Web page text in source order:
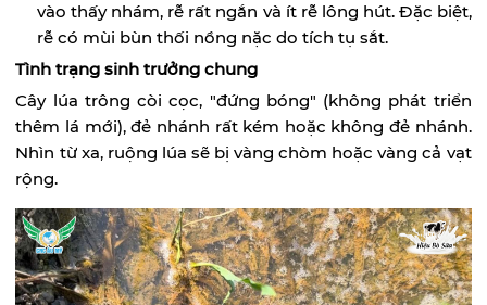
vào thấy nhám, rễ rất ngắn và ít rễ lông hút. Đặc biệt,
rễ có mùi bùn thối nồng nặc do tích tụ sắt.
Tình trạng sinh trưởng chung
Cây lúa trông còi cọc, "đứng bóng" (không phát triển
thêm lá mới), đẻ nhánh rất kém hoặc không đẻ nhánh.
Nhìn từ xa, ruộng lúa sẽ bị vàng chòm hoặc vàng cả vạt
rộng.